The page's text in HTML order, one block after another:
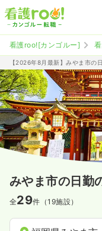
看護roo![カンゴルー]
【2026年8月最新】みやま市の
みやま市の日勤
全29件（19施設）